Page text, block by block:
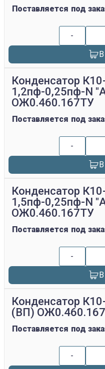
Поставляется под
-
Конденсатор
1,2пф-0,25пф-N
ОЖ0.460.167ТУ
Поставляется под
-
Конденсатор
1,5пф-0,25пф-N
ОЖ0.460.167ТУ
Поставляется под
-
Конденсатор
(ВП)
Поставляется под
-